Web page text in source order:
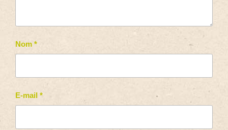
Nom *
E-mail *